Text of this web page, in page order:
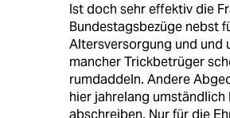
Ist doch sehr effektiv die
Bundestagsbezüge nebst
Altersversorgung und und
mancher Trickbetrüger
rumdaddeln. Andere
hier jahrelang